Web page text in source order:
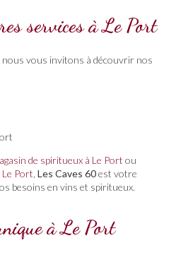
services à Le Port
vous invitons à découvrir nos
de spiritueux à Le Port ou
Port Les Caves 60est votre
besoins en vins et spiritueux.
à Le Port